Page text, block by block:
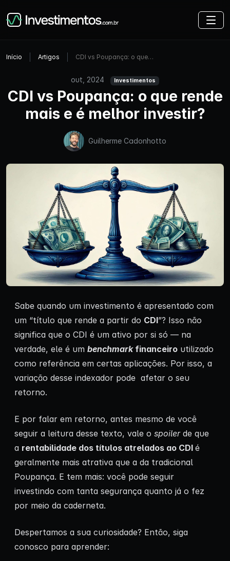
Início Artigos CDI vs Poupança: o que…
out, 2024 Investimentos
CDI vs Poupança: o que rende
mais e é melhor investir?
Guilherme Cadonhotto
Sabe quando um investimento é apresentado com
um “título que rende a partir do CDI”? Isso não
significa que o CDI é um ativo por si só — na
verdade, ele é um benchmark financeiro utilizado
como referência em certas aplicações. Por isso, a
variação desse indexador pode afetar o seu
retorno.
E por falar em retorno, antes mesmo de você
seguir a leitura desse texto, vale o spoiler de que
a rentabilidade dos títulos atrelados ao CDI é
geralmente mais atrativa que a da tradicional
Poupança. E tem mais: você pode seguir
investindo com tanta segurança quanto já o fez
por meio da caderneta.
Despertamos a sua curiosidade? Então, siga
conosco para aprender: